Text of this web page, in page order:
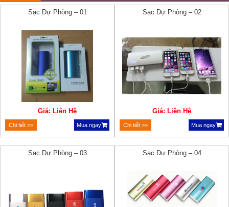
Sạc Dự Phòng – 01
Giá: Liên Hệ
Chi tiết >> Mua ngay
Sạc Dự Phòng – 02
Giá: Liên Hệ
Chi tiết >> Mua ngay
Sạc Dự Phòng – 03 Sạc Dự Phòng – 04